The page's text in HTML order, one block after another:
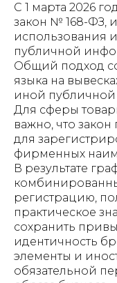
С 1 марта 2026
закон № 168-ФЗ,
использования
публичной
Общий подход
языка на
иной
Для сферы
важно, что
для
фирменных
В результате
регистрацию,
практическое
сохранить
идентичность
элементы и
обязательной